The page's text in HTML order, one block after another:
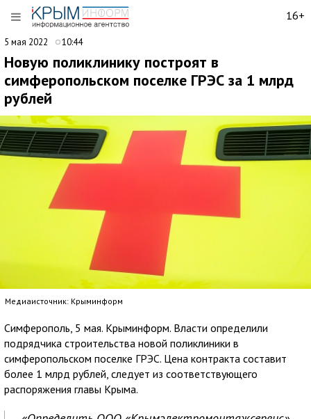
16+
5 мая 2022 10:44
Новую поликлинику построят в
симферопольском поселке ГРЭС за 1 млрд
рублей
Медиаисточник: Крыминформ
Симферополь, 5 мая. Крыминформ. Власти определили
подрядчика строительства новой поликлиники в
симферопольском поселке ГРЭС. Цена контракта составит
более 1 млрд рублей, следует из соответствующего
распоряжения главы Крыма.